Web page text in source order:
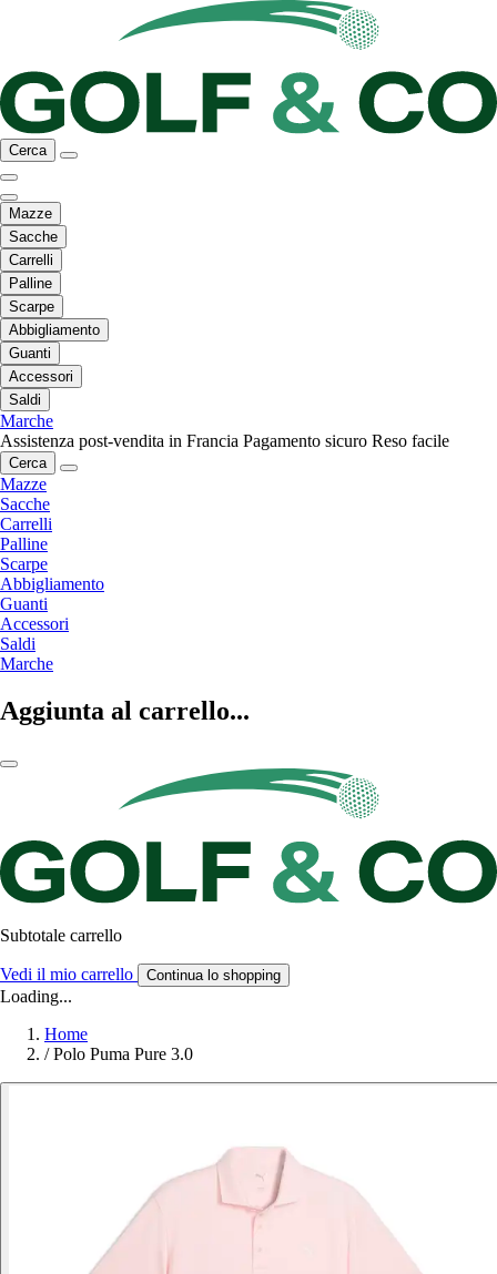
Cerca
Mazze
Sacche
Carrelli
Palline
Scarpe
Abbigliamento
Guanti
Accessori
Saldi
Marche
Assistenza post-vendita in Francia Pagamento sicuro Reso facile
Cerca
Mazze
Sacche
Carrelli
Palline
Scarpe
Abbigliamento
Guanti
Accessori
Saldi
Marche
Aggiunta al carrello...
Subtotale carrello
Vedi il mio carrello Continua lo shopping
Loading...
Home
/ Polo Puma Pure 3.0